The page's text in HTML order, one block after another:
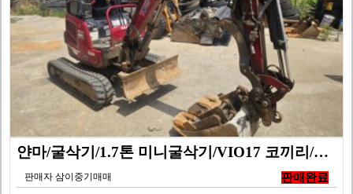
얀마/굴삭기/1.7톤 미니굴삭기/VIO17 코끼리/20…
판매자 삼이중기매매 판매완료